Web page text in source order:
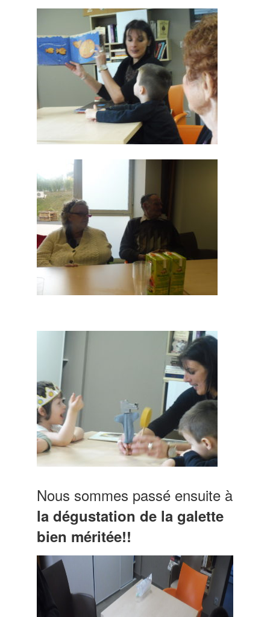
Nous sommes passé ensuite à
la dégustation de la galette
bien méritée!!